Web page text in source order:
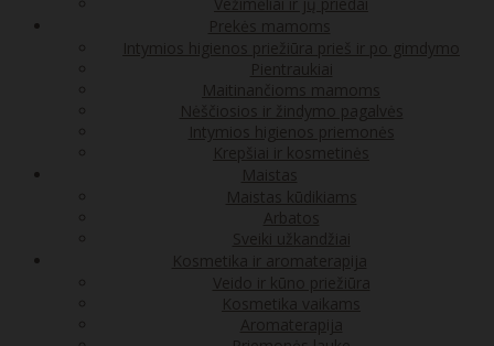
Prekės mamoms
Intymios higienos priežiūra prieš ir po gimdymo
Pientraukiai
Maitinančioms mamoms
Nėščiosios ir žindymo pagalvės
Intymios higienos priemonės
Krepšiai ir kosmetinės
Maistas
Maistas kūdikiams
Arbatos
Sveiki užkandžiai
Kosmetika ir aromaterapija
Veido ir kūno priežiūra
Kosmetika vaikams
Aromaterapija